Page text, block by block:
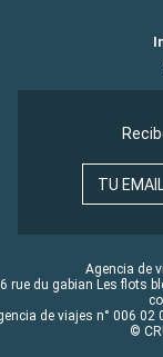
TU
Agencia de
rue du gabian Les flots
de viajes n° 006
©